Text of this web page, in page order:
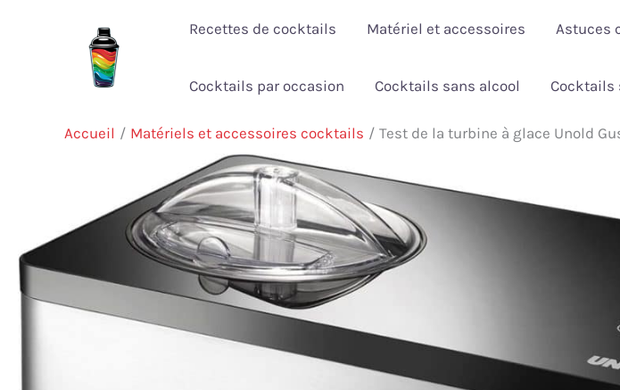
Recettes de cocktails Matériel et accessoires Astuces
Cocktails par occasion Cocktails sans alcool Cocktails
Accueil Matériels et accessoires cocktails Test de la turbine à glace Unold